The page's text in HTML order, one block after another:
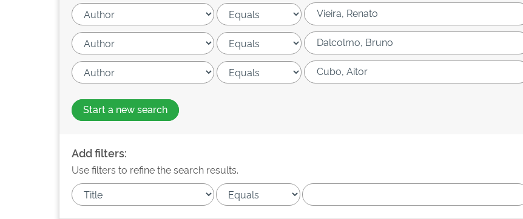
Start a new search
Add filters:
Use filters to refine the search results.